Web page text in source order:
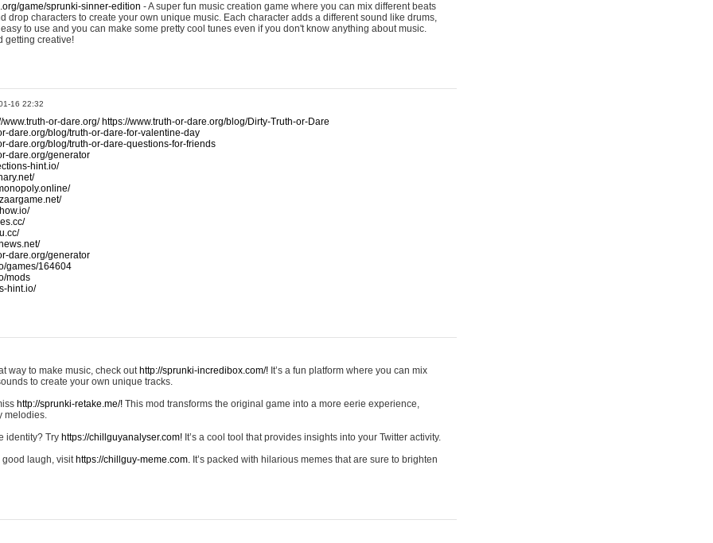
game/sprunki-sinner-edition - A super fun music creation game where you can mix different beats
drop characters to create your own unique music. Each character adds a different sound like drums,
to use and you can make some pretty cool tunes even if you don't know anything about music.
getting creative!
16 22:32
www.truth-or-dare.org/ https://www.truth-or-dare.org/blog/Dirty-Truth-or-Dare
dare.org/blog/truth-or-dare-for-valentine-day
dare.org/blog/truth-or-dare-questions-for-friends
dare.org/generator
hint.io/
dare.org/generator
games/164604
mods
hint.io/
way to make music, check out http://sprunki-incredibox.com/! It’s a fun platform where you can mix
to create your own unique tracks.
http://sprunki-retake.me/! This mod transforms the original game into a more eerie experience,
melodies.
identity? Try https://chillguyanalyser.com! It’s a cool tool that provides insights into your Twitter activity.
good laugh, visit https://chillguy-meme.com. It’s packed with hilarious memes that are sure to brighten